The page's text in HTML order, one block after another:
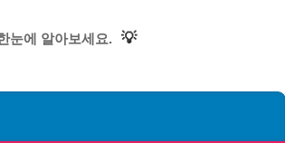
눈에 알아보세요. 💡